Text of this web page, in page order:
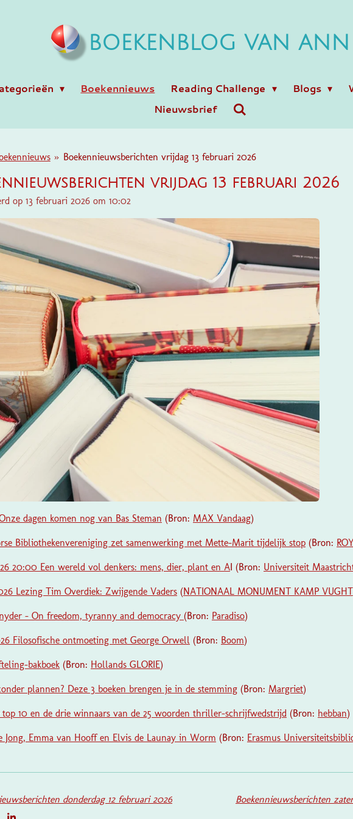
BOEKENBLOG VAN ANN
Boekennieuws Reading Challenge Blogs
Nieuwsbrief
» Boekennieuwsberichten vrijdag 13 februari 2026
vrijdag 13 februari 2026
op 13 februari 2026 om 10:02
dagen komen nog van Bas Steman (Bron: MAX Vandaag)
Bibliothekenvereniging zet samenwerking met Mette-Marit tijdelijk stop (Bron:
20:00 Een wereld vol denkers: mens, dier, plant en A I (Bron: Universiteit
Lezing Tim Overdiek: Zwijgende Vaders (NATIONAAL MONUMENT KAMP VUGHT
- On freedom, tyranny and democracy (Bron: Paradiso)
Filosofische ontmoeting met George Orwell (Bron: Boom)
bakboek (Bron: Hollands GLORIE)
plannen? Deze 3 boeken brengen je in de stemming (Bron: Margriet)
10 en de drie winnaars van de 25 woorden thriller-schrijfwedstrijd (Bron: hebban)
Jong, Emma van Hooff en Elvis de Launay in Worm (Bron: Erasmus
donderdag 12 februari 2026 Boekennieuwsberichten